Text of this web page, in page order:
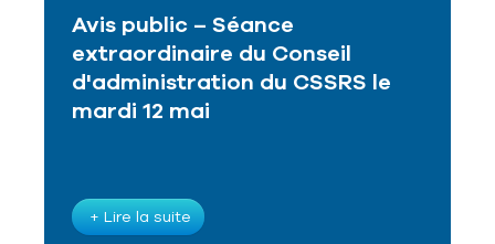
Avis public – Séance
extraordinaire du Conseil
d'administration du CSSRS le
mardi 12 mai
+ Lire la suite